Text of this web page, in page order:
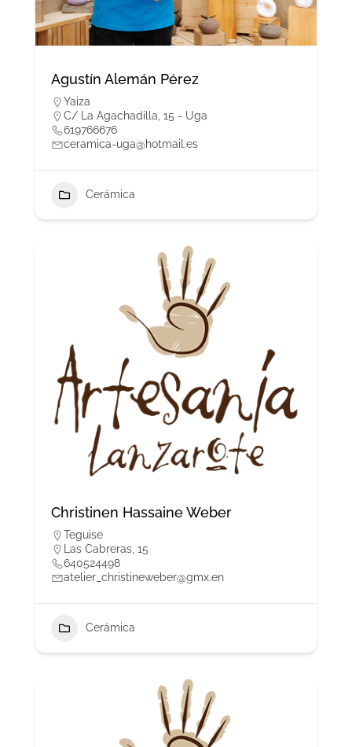
Agustín Alemán Pérez
Yaiza
C/ La Agachadilla, 15 - Uga
619766676
ceramica-uga@hotmail.es
Cerámica
Christinen Hassaine Weber
Teguise
Las Cabreras, 15
640524498
atelier_christineweber@gmx.en
Cerámica